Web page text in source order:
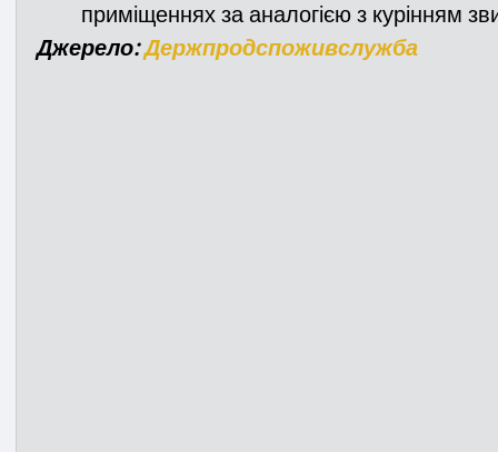
Курс спротиву Цивільний захист
приміщеннях за аналогією з курінням
Джерело: Держпродспоживслужба